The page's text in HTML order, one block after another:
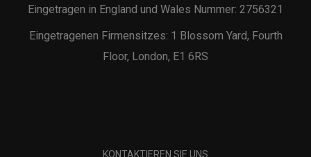
Eingetragen in England und Wales Nummer: 2756321
Eingetragenen Firmensitzes: 1 Blossom Yard, Fourth
Floor, London, E1 6RS
KONTAKTIEREN SIE UNS